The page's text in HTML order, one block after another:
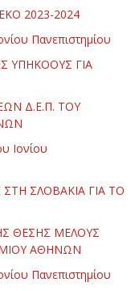
2023-2024
Πανεπιστημίου
ΥΠΗΚΟΟΥΣ ΓΙΑ
Δ.Ε.Π. ΤΟΥ
Ιονίου
ΣΛΟΒΑΚΙΑ ΓΙΑ ΤΟ
ΘΕΣΗΣ ΜΕΛΟΥΣ
ΑΘΗΝΩΝ
Πανεπιστημίου